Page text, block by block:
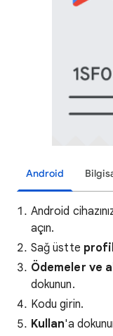
Android
Android
açın.
Sağ üstte
Ödemeler ve
dokunun.
Kodu girin.
Kullan'a